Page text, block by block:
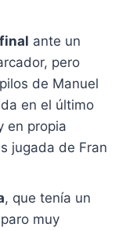
ante un
pero
de Manuel
en el último
en propia
jugada de Fran
, que tenía un
muy